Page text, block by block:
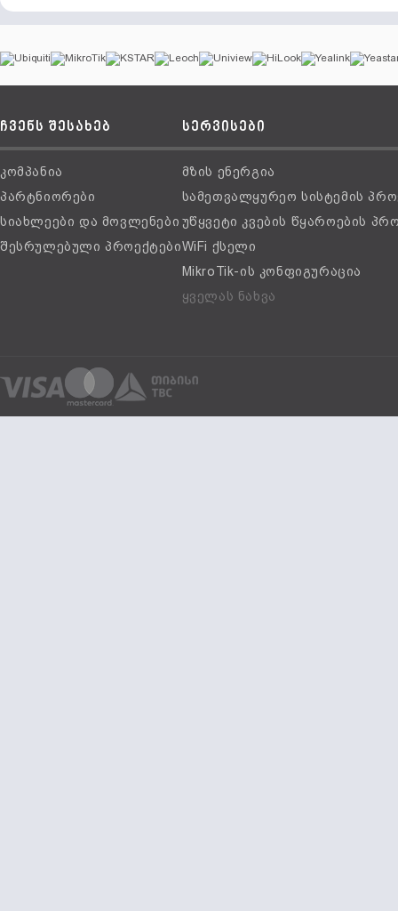
ჩვენს შესახებ
კომპანია
პარტნიორები
სიახლეები და მოვლენები
შესრულებული პროექტები
სერვისები
მზის ენერგია
სამეთვალყურეო სისტემის
უწყვეტი კვების წყაროების
WiFi ქსელი
MikroTik-ის კონფიგურაცია
ყველას ნახვა